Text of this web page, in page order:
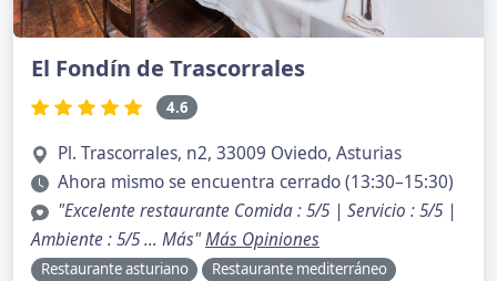
El Fondín de Trascorrales
4.6
Pl. Trascorrales, n2, 33009 Oviedo, Asturias
Ahora mismo se encuentra cerrado (13:30–15:30)
"Excelente restaurante Comida : 5/5 | Servicio : 5/5 |
Ambiente : 5/5 … Más"Más Opiniones
Restaurante asturiano
Restaurante mediterráneo